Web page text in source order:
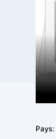
Pays: